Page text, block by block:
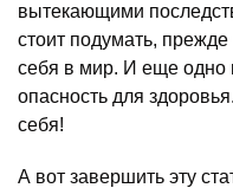
вытекающими
стоит подумать,
себя в мир. И еще одно
опасность для
себя!
А вот завершить эту